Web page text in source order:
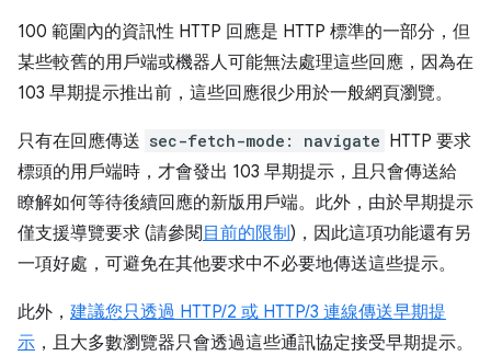
100 範圍內的資訊性 HTTP 回應是 HTTP 標準的一部分，但
某些較舊的用戶端或機器人可能無法處理這些回應，因為在
103 早期提示推出前，這些回應很少用於一般網頁瀏覽。
只有在回應傳送 sec-fetch-mode: navigate HTTP 要求
標頭的用戶端時，才會發出 103 早期提示，且只會傳送給
瞭解如何等待後續回應的新版用戶端。此外，由於早期提示
僅支援導覽要求 (請參閱 目前的限制)，因此這項功能還有另
一項好處，可避免在其他要求中不必要地傳送這些提示。
此外， 建議您只透過 HTTP/2 或 HTTP/3 連線傳送早期提
示 ，且大多數瀏覽器只會透過這些通訊協定接受早期提示。